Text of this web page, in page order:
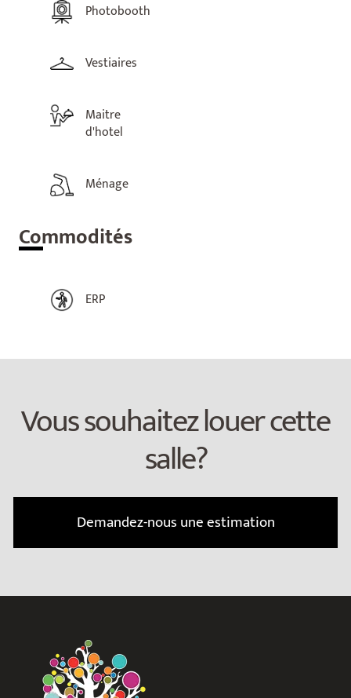
Photobooth
Vestiaires
Maitre
d'hotel
Ménage
Commodités
ERP
Vous souhaitez louer cette
salle?
Demandez-nous une estimation